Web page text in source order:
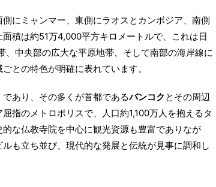
にミャンマー、東側にラオスとカンボジア、南側
積は約51万4,000平方キロメートルで、これは日
中央部の広大な平原地帯、そして南部の海岸線に
との特色が明確に表れています。
あり、その多くが首都であるバンコク とその周辺
指のメトロポリスで、人口約1,100万人を抱えるタ
な仏教寺院を中心に観光資源も豊富でありなが
も立ち並び、現代的な発展と伝統が見事に調和し